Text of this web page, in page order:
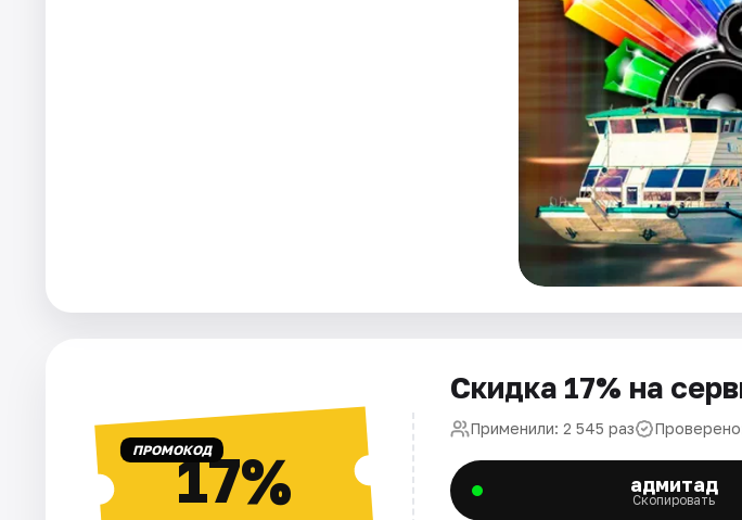
ПРОМОКОД17%
Скидка 17% на
Применили: 2 545 раз
адмитад
Скопировать